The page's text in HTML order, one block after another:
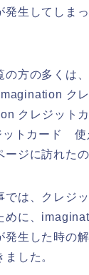
発生してしま
の方の多くは
ク
クレジット
ットカード 使
ジに訪れた
は、クレジ
めに、
発生した時の
した。